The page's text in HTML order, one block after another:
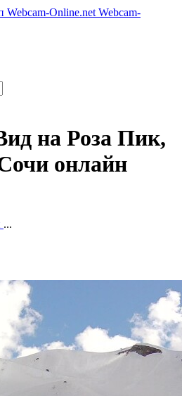
Webcam-
на Роза Пик,
онлайн
...